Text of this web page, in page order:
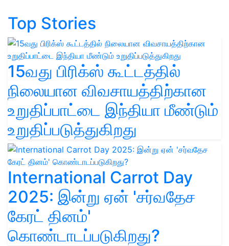
Top Stories
15வது பிரிக்ஸ் கூட்டத்தில்
நிலையான விவசாயத்திற்கான
உறுதிப்பாட்டை இந்தியா மீண்டும்
உறுதிப்படுத்துகிறது
International Carrot Day
2025: இன்று ஏன் 'சர்வதேச
கேரட் தினம்'
கொண்டாடப்படுகிறது?